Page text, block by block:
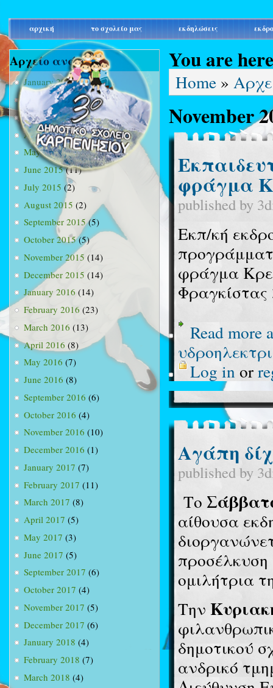
main_menu
αρχική το σχολείο μας εκδηλώσεις
Αρχείο ανά μήνα
January 2015(3)
February 2015(9)
March 2015(34)
April 2015(15)
May 2015(13)
June 2015(11)
July 2015 (2)
August 2015 (2)
September 2015(5)
October 2015(5)
November 2015 (14)
December 2015 (14)
January 2016 (14)
February 2016 (23)
March 2016 (13)
April 2016 (8)
May 2016 (7)
June 2016 (8)
September 2016 (6)
October 2016 (4)
November 2016 (10)
December 2016 (1)
January 2017 (7)
February 2017 (11)
March 2017 (8)
April 2017 (5)
May 2017 (3)
June 2017 (5)
September 2017 (6)
October 2017 (4)
November 2017 (5)
December 2017 (6)
January 2018 (4)
February 2018 (7)
March 2018 (4)
You are here
Home »
November
φράγμα
published by
Εκπ/κή
φράγμα
Read more
Log in or
Αγάπη
published by
Το
αίθουσα
ομιλήτρια
Την
δημοτικού
ανδρικό